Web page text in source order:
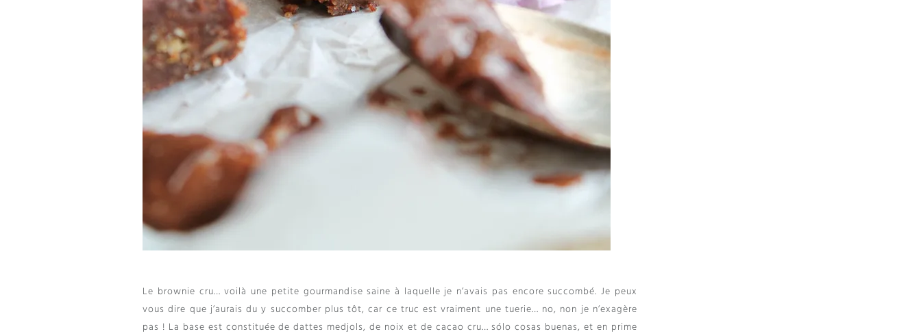
Le brownie cru…voilà une petite gourmandise saine à laquelle je n’avais pas encore succombé.Je peux
vous dire que j’aurais du y succomber plus tôt,car ce truc est vraiment une tuerie… no, non je n’exagère
pas ! La base est constituée de dattes medjols,de noix et de cacao cru… sólo cosas buenas,et en prime